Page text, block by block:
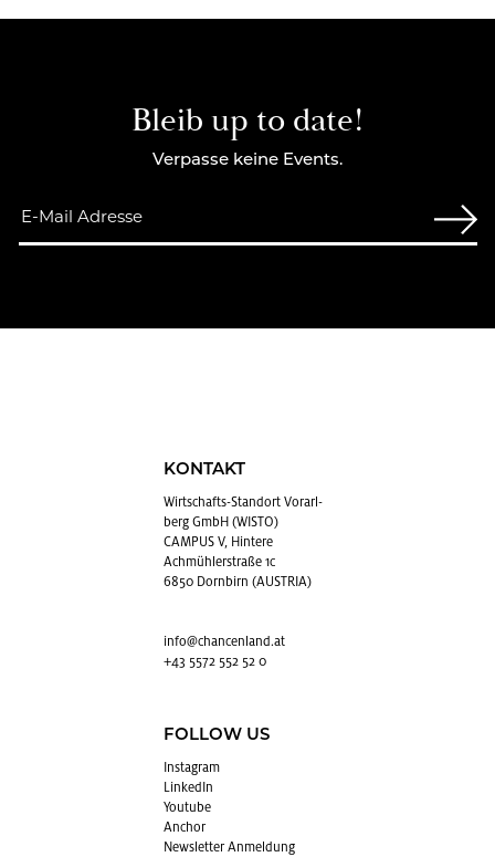
Bleib up to date!
Verpasse keine Events.
KONTAKT
Wirt­schafts-Stand­ort Vor­arl­
berg GmbH (WISTO)
CAMPUS V, Hintere
Achmühlerstraße 1c
6850 Dornbirn (AUSTRIA)
info@​chancenland.​at
+43 5572 552 52 0
FOLLOW US
In­sta­gram
Lin­kedIn
You­tube
An­chor
News­let­ter An­mel­dung